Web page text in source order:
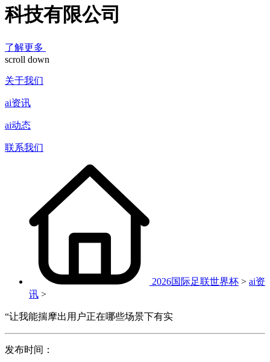
科技有限公司
了解更多
scroll down
关于我们
ai资讯
ai动态
联系我们
2026国际足联世界杯 > ai资
讯 >
“让我能揣摩出用户正在哪些场景下有实
发布时间：